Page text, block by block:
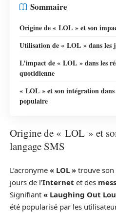
Sommaire
Origine de « LOL » et son
Utilisation de « LOL » dans les
L’impact de « LOL » dans les
quotidienne
« LOL » et son intégration
populaire
Origine de « LOL » et
langage SMS
L’acronyme « LOL » trouve
jours de l’Internet et des
Signifiant « Laughing Out
été popularisé par les